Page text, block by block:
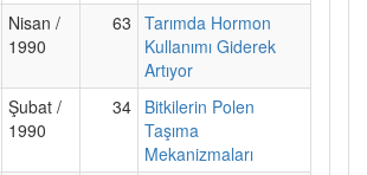
Nisan /
1990
63 Tarımda Hormon
Kullanımı Giderek
Artıyor
Şubat /
1990
34 Bitkilerin Polen
Taşıma
Mekanizmaları